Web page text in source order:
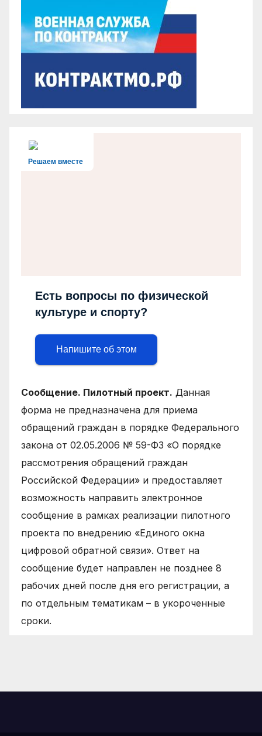
Решаем вместе
Есть вопросы по физической
культуре и спорту?
Напишите об этом
Сообщение. Пилотный проект. Данная
форма не предназначена для приема
обращений граждан в порядке Федерального
закона от 02.05.2006 № 59-ФЗ «О порядке
рассмотрения обращений граждан
Российской Федерации» и предоставляет
возможность направить электронное
сообщение в рамках реализации пилотного
проекта по внедрению «Единого окна
цифровой обратной связи». Ответ на
сообщение будет направлен не позднее 8
рабочих дней после дня его регистрации, а
по отдельным тематикам – в укороченные
сроки.